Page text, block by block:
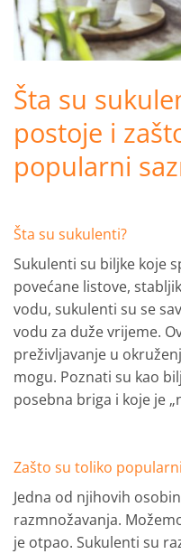
Šta su
postoje i
popularni
Šta su sukulenti?
Sukulenti su biljke koje
povećane listove,
vodu, sukulenti su se
vodu za duže vrijeme.
preživljavanje u
mogu. Poznati su kao
posebna briga i koje je
Zašto su toliko
Jedna od njihovih
razmnožavanja.
je otpao. Sukulenti su